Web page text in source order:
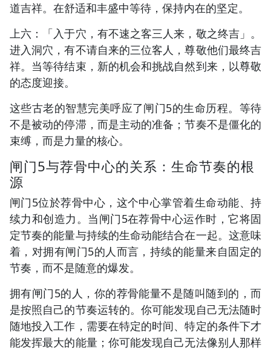
道吉祥。在舒适和丰盛中等待，保持内在的坚定。
上六：「入于穴，有不速之客三人来，敬之终吉」。
进入洞穴，有不请自来的三位客人，尊敬他们最终吉
祥。当等待结束，新的机会和挑战自然到来，以尊敬
的态度迎接。
这些古老的智慧完美呼应了闸门5的生命历程。等待
不是被动的停滞，而是主动的准备；节奏不是僵化的
束缚，而是力量的核心。
闸门5与荐骨中心的关系：生命节奏的根
源
闸门5位於荐骨中心，这个中心掌管着生命动能、持
续力和创造力。当闸门5在荐骨中心运作时，它将固
定节奏的能量与持续的生命动能结合在一起。这意味
着，对拥有闸门5的人而言，持续的能量来自固定的
节奏，而不是随意的爆发。
拥有闸门5的人，你的荐骨能量不是随叫随到的，而
是按照自己的节奏运转的。你可能发现自己无法随时
随地投入工作，需要在特定的时间、特定的条件下才
能发挥最大的能量；你可能发现自己无法像别人那样